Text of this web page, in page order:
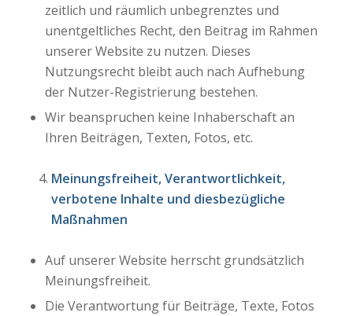
zeitlich und räumlich unbegrenztes und
unentgeltliches Recht, den Beitrag im Rahmen
unserer Website zu nutzen. Dieses
Nutzungsrecht bleibt auch nach Aufhebung
der Nutzer-Registrierung bestehen.
Wir beanspruchen keine Inhaberschaft an
Ihren Beiträgen, Texten, Fotos, etc.
Meinungsfreiheit, Verantwortlichkeit,
verbotene Inhalte und diesbezügliche
Maßnahmen
Auf unserer Website herrscht grundsätzlich
Meinungsfreiheit.
Die Verantwortung für Beiträge, Texte, Fotos